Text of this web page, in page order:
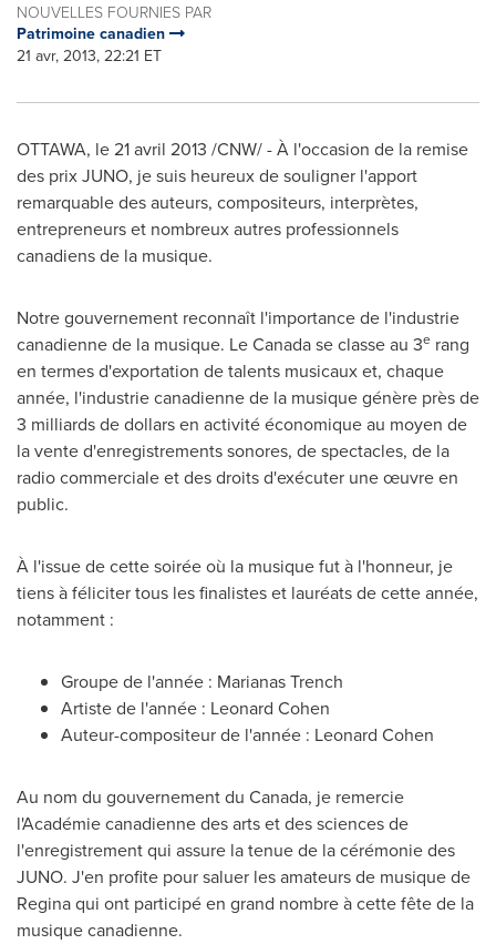
NOUVELLES FOURNIES PAR
Patrimoine canadien
21 avr, 2013, 22:21 ET
OTTAWA, le 21 avril 2013 /CNW/ - À l'occasion de la remise
des prix JUNO, je suis heureux de souligner l'apport
remarquable des auteurs, compositeurs, interprètes,
entrepreneurs et nombreux autres professionnels
canadiens de la musique.
Notre gouvernement reconnaît l'importance de l'industrie
canadienne de la musique. Le Canadase classe au 3e rang
en termes d'exportation de talents musicaux et, chaque
année, l'industrie canadienne de la musique génère près de
3 milliards de dollars en activité économique au moyen de
la vente d'enregistrements sonores, de spectacles, de la
radio commerciale et des droits d'exécuter une œuvre en
public.
À l'issue de cette soirée où la musique fut à l'honneur, je
tiens à féliciter tous les finalistes et lauréats de cette année,
notamment :
Groupe de l'année : Marianas Trench
Artiste de l'année : Leonard Cohen
Auteur-compositeur de l'année : Leonard Cohen
Au nom du gouvernement du Canada, je remercie
l'Académie canadienne des arts et des sciences de
l'enregistrement qui assure la tenue de la cérémonie des
JUNO. J'en profite pour saluer les amateurs de musique de
Regina qui ont participé en grand nombre à cette fête de la
musique canadienne.